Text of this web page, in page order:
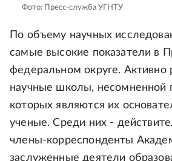
Фото: Пресс-служба УГНТУ
По объему научных
самые высокие показатели в
федеральном округе. Активно
научные школы, несомненной
которых являются их
ученые. Среди них -
члены-корреспонденты
заслуженные деятели